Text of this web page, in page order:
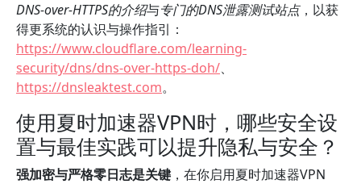
DNS-over-HTTPS的介绍与专门的DNS泄露测试站点，以获
得更系统的认识与操作指引：
https://www.cloudflare.com/learning-
security/dns/dns-over-https-doh/、
https://dnsleaktest.com。
使用夏时加速器VPN时，哪些安全设
置与最佳实践可以提升隐私与安全？
强加密与严格零日志是关键 ，在你启用夏时加速器VPN